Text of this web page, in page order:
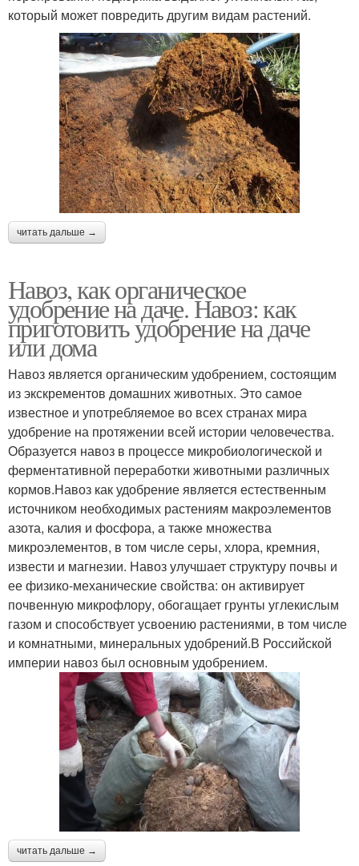
который может повредить другим видам растений.
читать дальше →
Навоз, как органическое
удобрение на даче. Навоз: как
приготовить удобрение на даче
или дома
Навоз является органическим удобрением, состоящим
из экскрементов домашних животных. Это самое
известное и употребляемое во всех странах мира
удобрение на протяжении всей истории человечества.
Образуется навоз в процессе микробиологической и
ферментативной переработки животными различных
кормов.Навоз как удобрение является естественным
источником необходимых растениям макроэлементов
азота, калия и фосфора, а также множества
микроэлементов, в том числе серы, хлора, кремния,
извести и магнезии. Навоз улучшает структуру почвы и
ее физико-механические свойства: он активирует
почвенную микрофлору, обогащает грунты углекислым
газом и способствует усвоению растениями, в том числе
и комнатными, минеральных удобрений.В Российской
империи навоз был основным удобрением.
читать дальше →